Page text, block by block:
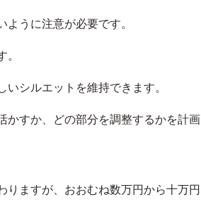
うに注意が必要です。
シルエットを維持できます。
かすか、どの部分を調整するかを計画
ますが、おおむね数万円から十万円